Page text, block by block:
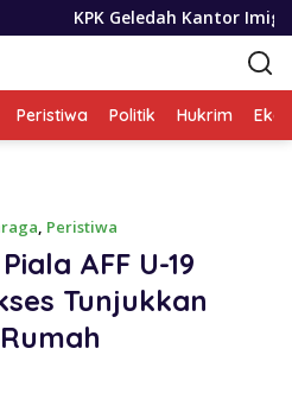
Kantor Imigrasi Temukan
Peristiwa Politik Hukrim
, Peristiwa
AFF U-19
Tunjukkan